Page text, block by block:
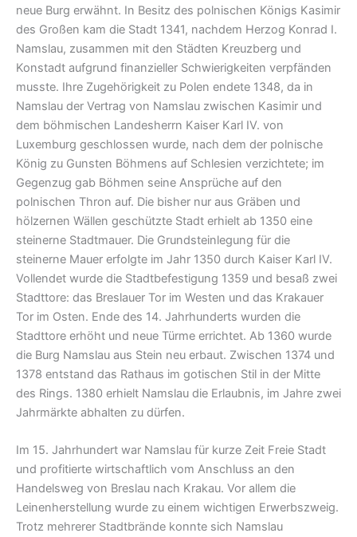
neue Burg erwähnt. In Besitz des polnischen Königs Kasimir
des Großen kam die Stadt 1341, nachdem Herzog Konrad I.
Namslau, zusammen mit den Städten Kreuzberg und
Konstadt aufgrund finanzieller Schwierigkeiten verpfänden
musste. Ihre Zugehörigkeit zu Polen endete 1348, da in
Namslau der Vertrag von Namslau zwischen Kasimir und
dem böhmischen Landesherrn Kaiser Karl IV. von
Luxemburg geschlossen wurde, nach dem der polnische
König zu Gunsten Böhmens auf Schlesien verzichtete; im
Gegenzug gab Böhmen seine Ansprüche auf den
polnischen Thron auf. Die bisher nur aus Gräben und
hölzernen Wällen geschützte Stadt erhielt ab 1350 eine
steinerne Stadtmauer. Die Grundsteinlegung für die
steinerne Mauer erfolgte im Jahr 1350 durch Kaiser Karl IV.
Vollendet wurde die Stadtbefestigung 1359 und besaß zwei
Stadttore: das Breslauer Tor im Westen und das Krakauer
Tor im Osten. Ende des 14. Jahrhunderts wurden die
Stadttore erhöht und neue Türme errichtet. Ab 1360 wurde
die Burg Namslau aus Stein neu erbaut. Zwischen 1374 und
1378 entstand das Rathaus im gotischen Stil in der Mitte
des Rings. 1380 erhielt Namslau die Erlaubnis, im Jahre zwei
Jahrmärkte abhalten zu dürfen.
Im 15. Jahrhundert war Namslau für kurze Zeit Freie Stadt
und profitierte wirtschaftlich vom Anschluss an den
Handelsweg von Breslau nach Krakau. Vor allem die
Leinenherstellung wurde zu einem wichtigen Erwerbszweig.
Trotz mehrerer Stadtbrände konnte sich Namslau